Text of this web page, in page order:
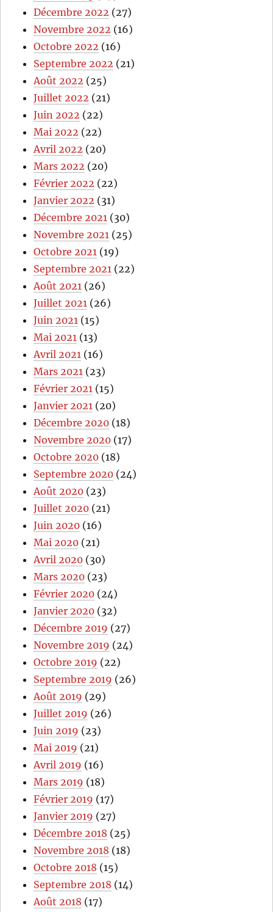
Décembre 2022 (27)
Novembre 2022 (16)
Octobre 2022 (16)
Septembre 2022 (21)
Août 2022 (25)
Juillet 2022 (21)
Juin 2022 (22)
Mai 2022 (22)
Avril 2022 (20)
Mars 2022 (20)
Février 2022 (22)
Janvier 2022 (31)
Décembre 2021 (30)
Novembre 2021 (25)
Octobre 2021 (19)
Septembre 2021 (22)
Août 2021 (26)
Juillet 2021 (26)
Juin 2021 (15)
Mai 2021 (13)
Avril 2021 (16)
Mars 2021 (23)
Février 2021 (15)
Janvier 2021 (20)
Décembre 2020 (18)
Novembre 2020 (17)
Octobre 2020 (18)
Septembre 2020 (24)
Août 2020 (23)
Juillet 2020 (21)
Juin 2020 (16)
Mai 2020 (21)
Avril 2020 (30)
Mars 2020 (23)
Février 2020 (24)
Janvier 2020 (32)
Décembre 2019 (27)
Novembre 2019 (24)
Octobre 2019 (22)
Septembre 2019 (26)
Août 2019 (29)
Juillet 2019 (26)
Juin 2019 (23)
Mai 2019 (21)
Avril 2019 (16)
Mars 2019 (18)
Février 2019 (17)
Janvier 2019 (27)
Décembre 2018 (25)
Novembre 2018 (18)
Octobre 2018 (15)
Septembre 2018 (14)
Août 2018 (17)